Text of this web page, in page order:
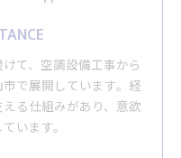
て、空調設備工事から
で展開しています。経
る仕組みがあり、意欲
います。